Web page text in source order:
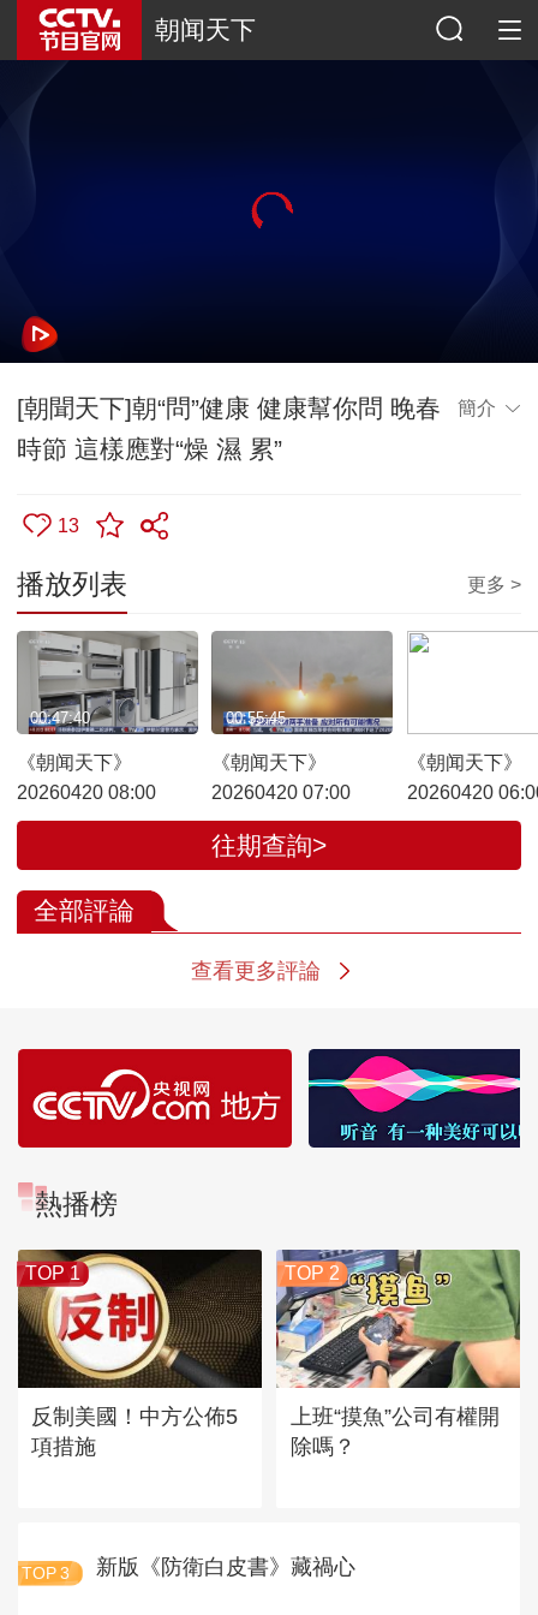
朝闻天下
[朝聞天下]朝“問”健康 健康幫你問 晚春
時節 這樣應對“燥 濕 累”
簡介
13
播放列表 更多 >
《朝闻天下》
20260420 08:00
00:47:40
《朝闻天下》
20260420 07:00
00:55:45
《朝闻天下》
20260420
往期查詢>
全部評論
查看更多評論
熱播榜
TOP 1
反制美國！中方公佈5
項措施
TOP 2
上班“摸魚”公司有權開
除嗎？
TOP 3 新版《防衛白皮書》藏禍心